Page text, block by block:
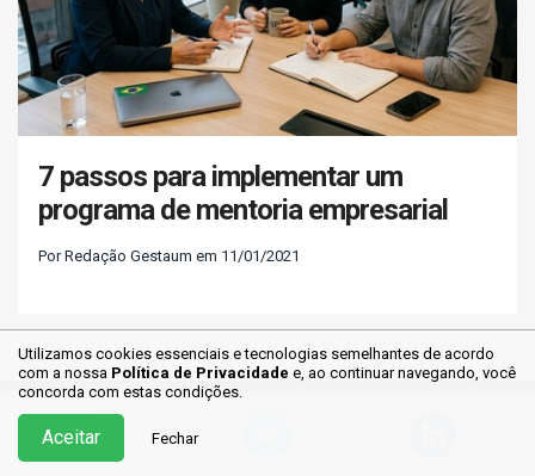
7 passos para implementar um
programa de mentoria empresarial
Por Redação Gestaum em 11/01/2021
Utilizamos cookies essenciais e tecnologias semelhantes de acordo
com a nossa Política de Privacidade e, ao continuarnavegando, você
concorda com estas condições.
Aceitar Fechar